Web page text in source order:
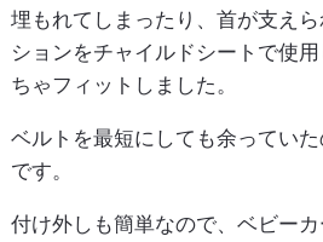
埋もれてしまったり、首が支え
ションをチャイルドシートで使
ちゃフィットしました。
ベルトを最短にしても余ってい
です。
付け外しも簡単なので、ベビー